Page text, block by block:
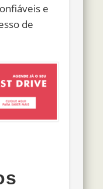
e
de